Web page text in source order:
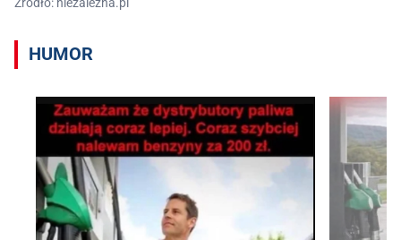
Źródło: niezalezna.pl
HUMOR